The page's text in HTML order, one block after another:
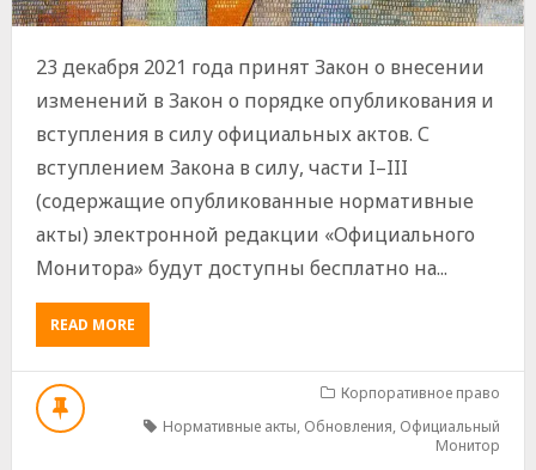
23 декабря 2021 года принят Закон о внесении
изменений в Закон о порядке опубликования и
вступления в силу официальных актов. С
вступлением Закона в силу, части I–III
(содержащие опубликованные нормативные
акты) электронной редакции «Официального
Монитора» будут доступны бесплатно на...
READ MOREABOUT
ОФИЦИАЛЬНЫЙ
МОНИТОР
ЭЛЕКТРОННОМ
ФОРМАТЕ
Корпоративное право
Нормативные акты, Обновления, Официальный
Монитор